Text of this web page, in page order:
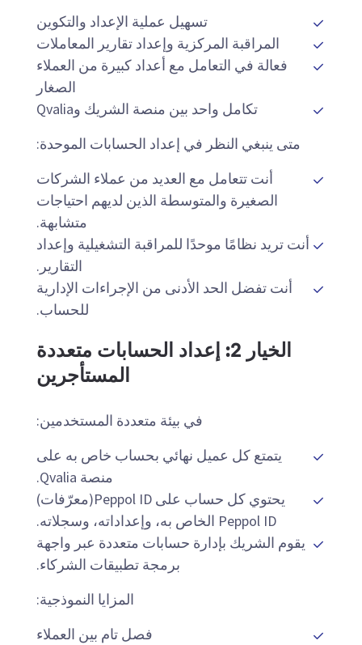
تسهيل عملية الإعداد والتكوين
المراقبة المركزية وإعداد تقارير المعاملات
فعالة في التعامل مع أعداد كبيرة من العملاء
الصغار
تكامل واحد بين منصة الشريك وQvalia
متى ينبغي النظر في إعداد الحسابات الموحدة:
أنت تتعامل مع العديد من عملاء الشركات
الصغيرة والمتوسطة الذين لديهم احتياجات
متشابهة.
أنت تريد نظامًا موحدًا للمراقبة التشغيلية وإعداد
التقارير.
أنت تفضل الحد الأدنى من الإجراءات الإدارية
للحساب.
الخيار 2: إعداد الحسابات متعددة
المستأجرين
في بيئة متعددة المستخدمين:
يتمتع كل عميل نهائي بحساب خاص به على
منصة Qvalia.
يحتوي كل حساب على Peppol ID(معرّفات)
Peppol ID الخاص به، وإعداداته، وسجلاته.
يقوم الشريك بإدارة حسابات متعددة عبر واجهة
برمجة تطبيقات الشركاء.
المزايا النموذجية:
فصل تام بين العملاء